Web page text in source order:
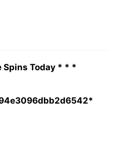
Spins Today * * *